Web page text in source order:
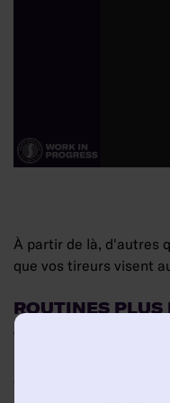
À partir de là, d'autres
que vos tireurs visent
ROUTINES
Votre Préparateur de
Quand ces routines